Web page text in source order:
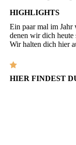
HIGHLIGHTS
Ein paar mal im Jahr
denen wir dich heute
Wir halten dich hier
HIER FINDEST